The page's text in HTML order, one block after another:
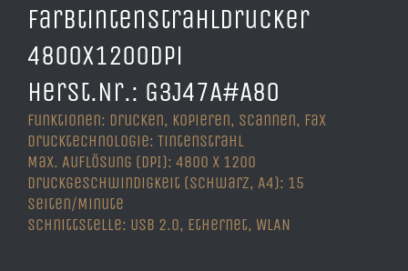
Farbtintenstrahldrucker
4800x1200dpi
Herst.Nr.: G3J47A#A80
Funktionen: Drucken, Kopieren, Scannen, Fax
Drucktechnologie: Tintenstrahl
Max. Auflösung (DPI): 4800 x 1200
Druckgeschwindigkeit (Schwarz, A4): 15
Seiten/Minute
Schnittstelle: USB 2.0, Ethernet, WLAN